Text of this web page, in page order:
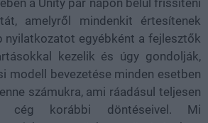
a Unity pár napon belül frissíteni
amelyről mindenkit értesítenek
nyilatkozatot egyébként a fejlesztők
kezelik és úgy gondolják,
modell bevezetése minden esetben
számukra, ami ráadásul teljesen
cég korábbi döntéseivel. Mi